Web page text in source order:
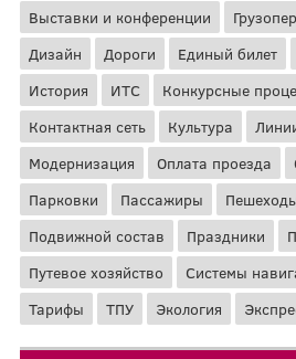
Выставки и конференции
Дизайн
Дороги Единый билет
История
ИТС
Конкурсные
Контактная сеть
Культура
Модернизация
Оплата проезда
Парковки
Пассажиры
Подвижной состав
Праздники
Путевое хозяйство
Системы
Тарифы
ТПУ Экология